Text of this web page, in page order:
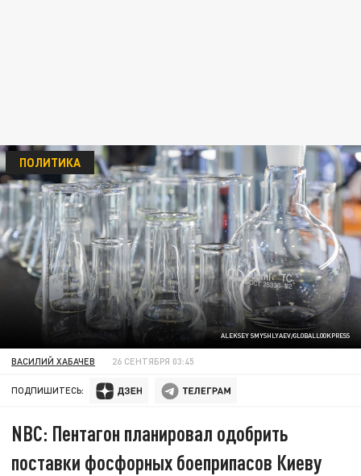
ALEKSEY SMYSHLYAEV/GLOBALLOOKPRESS
ПОЛИТИКА
ВАСИЛИЙ ХАБАЧЕВ 26 СЕНТЯБРЯ 03:45
ПОДПИШИТЕСЬ:
NBC: Пентагон планировал одобрить
поставки фосфорных боеприпасов Киеву